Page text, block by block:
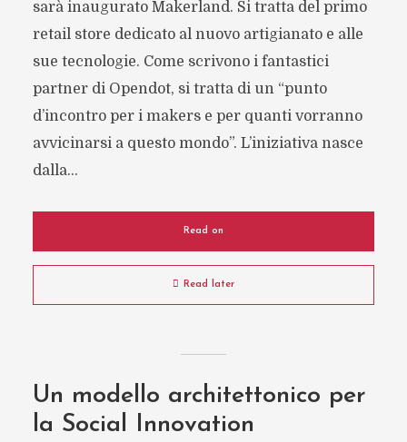
sarà inaugurato Makerland. Si tratta del primo
retail store dedicato al nuovo artigianato e alle
sue tecnologie. Come scrivono i fantastici
partner di Opendot, si tratta di un “punto
d’incontro per i makers e per quanti vorranno
avvicinarsi a questo mondo”. L’iniziativa nasce
dalla...
Read on
Read later
Un modello architettonico per
la Social Innovation